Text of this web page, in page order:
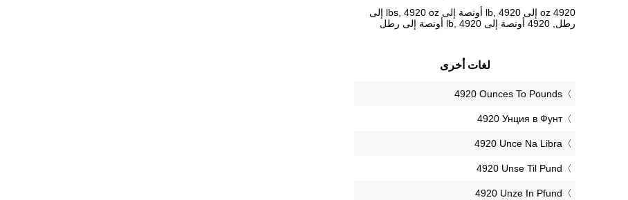
4920 oz إلى lb, 4920 أونصة إلى lbs, 4920 oz إلى
رطل, 4920 أونصة إلى lb, 4920 أونصة إلى رطل
لغات أخرى
‎4920 Ounces To Pounds
‎4920 Унция в Фунт
‎4920 Unce Na Libra
‎4920 Unse Til Pund
‎4920 Unze In Pfund